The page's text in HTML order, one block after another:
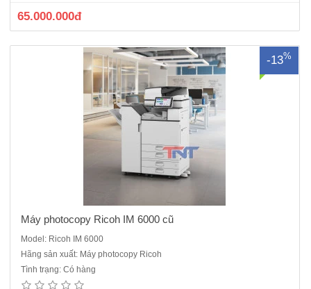
65.000.000đ
-13%
Máy photocopy Ricoh IM 6000 cũ
Model: Ricoh IM 6000
Hãng sản xuất: Máy photocopy Ricoh
Tình trạng: Có hàng